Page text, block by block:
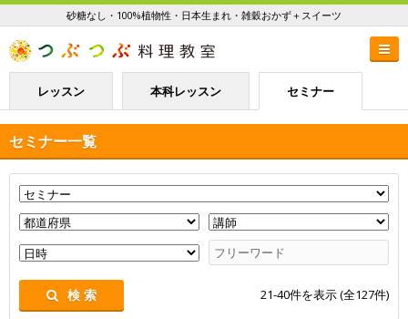
砂糖なし・100%植物性・日本生まれ・雑穀おかず＋スイーツ
レッスン 本科レッスン セミナー
セミナー一覧
検 索 21-40件を表示 (全127件)